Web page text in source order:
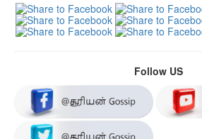
Follow US